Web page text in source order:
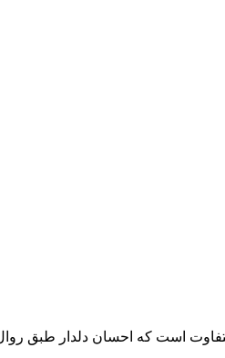
است که احسان دلدار طبق